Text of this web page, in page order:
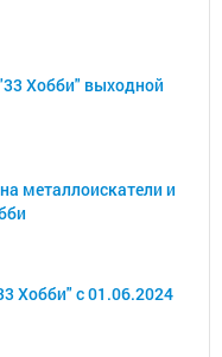
Хобби" выходной
металлоискатели и
Хобби" с 01.06.2024